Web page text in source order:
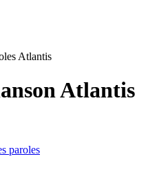
Atlantis
Atlantis
paroles